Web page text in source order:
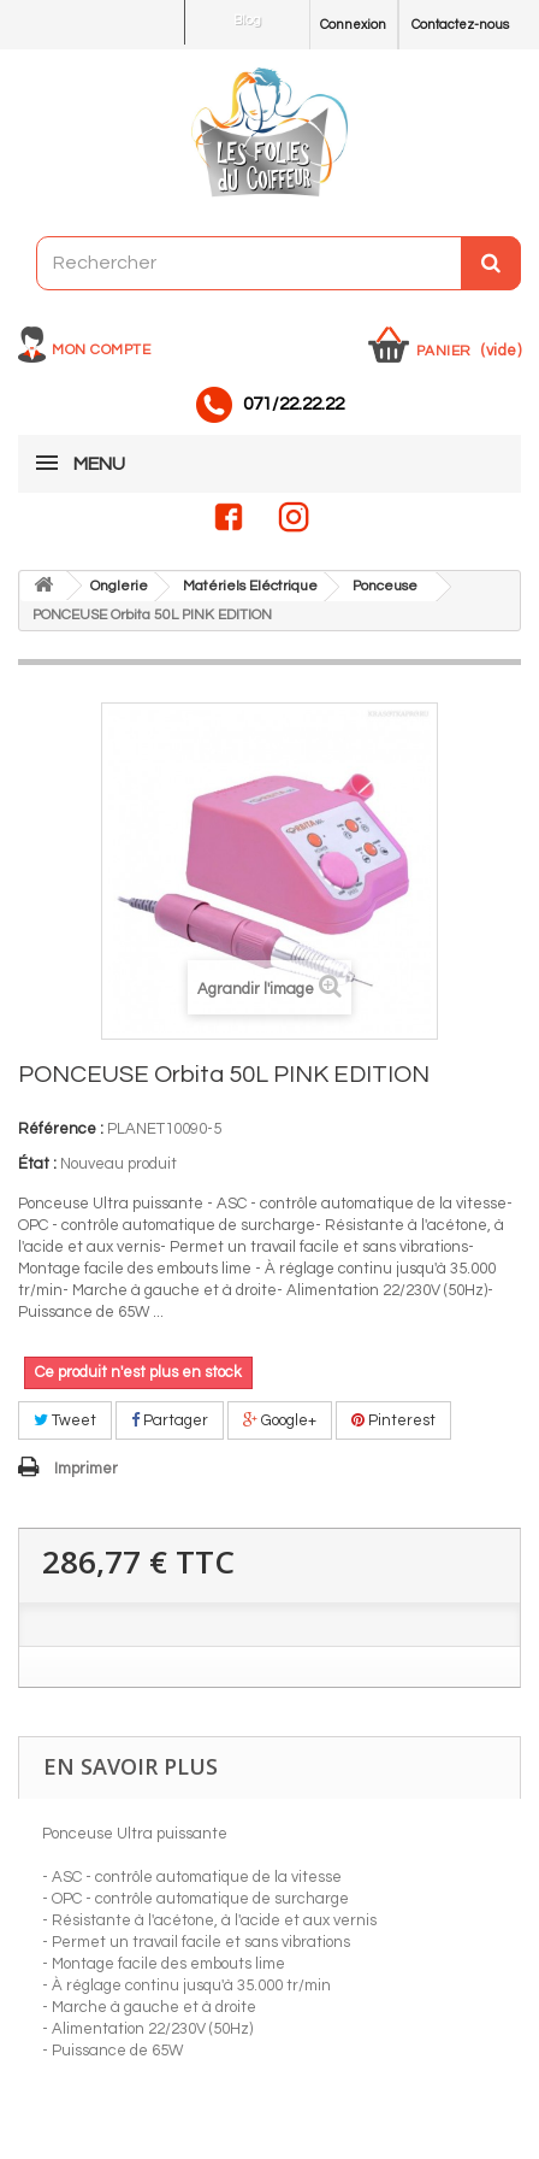
Contactez-nous
Connexion
Blog
MON COMPTE PANIER (vide)
071/22.22.22
MENU
Onglerie Matériels Eléctrique
Ponceuse
PONCEUSE Orbita 50L PINK EDITION
Agrandir l'image
PONCEUSE Orbita 50L PINK EDITION
Référence : PLANET10090-5
État : Nouveau produit
Ponceuse Ultra puissante - ASC - contrôle automatique de la vitesse-
OPC - contrôle automatique de surcharge- Résistante à l'acétone, à
l'acide et aux vernis- Permet un travail facile et sans vibrations-
Montage facile des embouts lime - À réglage continu jusqu'à 35.000
tr/min- Marche à gauche et à droite- Alimentation 22/230V (50Hz)-
Puissance de 65W ...
Ce produit n'est plus en stock
Tweet Partager Google+ Pinterest
Imprimer
286,77 € TTC
EN SAVOIR PLUS
Ponceuse Ultra puissante
- ASC - contrôle automatique de la vitesse
- OPC - contrôle automatique de surcharge
- Résistante à l'acétone, à l'acide et aux vernis
- Permet un travail facile et sans vibrations
- Montage facile des embouts lime
- À réglage continu jusqu'à 35.000 tr/min
- Marche à gauche et à droite
- Alimentation 22/230V (50Hz)
- Puissance de 65W